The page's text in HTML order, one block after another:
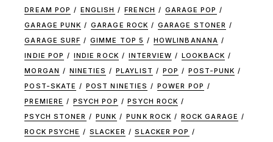
DREAM POP
ENGLISH FRENCH
GARAGE POP
GARAGE PUNK
GARAGE ROCK
GARAGE STONER
GARAGE SURF
GIMME TOP 5
HOWLINBANANA
INDIE POP
INDIE ROCK INTERVIEW
LOOKBACK
MORGAN
NINETIES PLAYLIST POP
POST-PUNK
POST-SKATE
POST NINETIES
POWER POP
PREMIERE
PSYCH POP
PSYCH ROCK
PSYCH STONER
PUNK PUNK ROCK
ROCK GARAGE
ROCK PSYCHE
SLACKER
SLACKER POP